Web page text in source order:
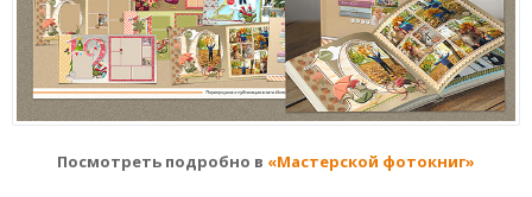
Посмотреть подробно в «Мастерской фотокниг»